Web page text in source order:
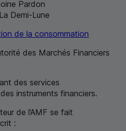
Pardon
Demi-Lune
de la consommation
des Marchés Financiers
des services
instruments financiers.
de l’AMF se fait
: